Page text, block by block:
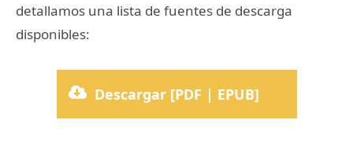
detallamos una lista de fuentes de descarga
disponibles:
Descargar [PDF | EPUB]